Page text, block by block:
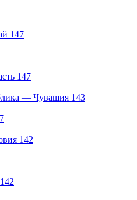
147
147
— Чувашия 143
142
142